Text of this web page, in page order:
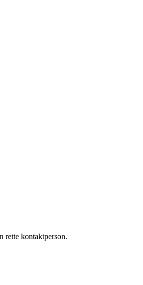
rette kontaktperson.